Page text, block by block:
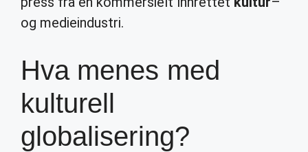
og medieindustri.
Hva menes med
kulturell
globalisering?